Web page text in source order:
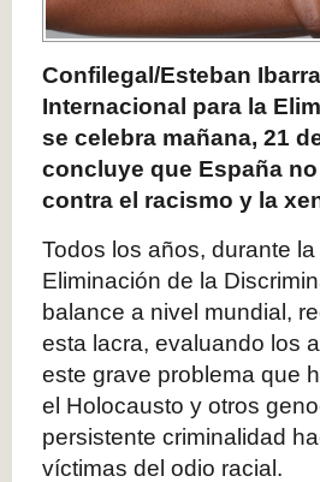
Confilegal/Esteban
Internacional para la
se celebra mañana, 21
concluye que España
contra el racismo y la
Todos los años, durante
Eliminación de la
balance a nivel mundial,
esta lacra, evaluando los
este grave problema que
el Holocausto y otros
persistente criminalidad
víctimas del odio racial.